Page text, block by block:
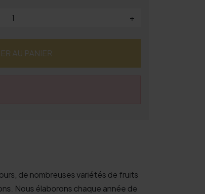
+
AU PANIER
de nombreuses variétés de fruits
Nous élaborons chaque année de